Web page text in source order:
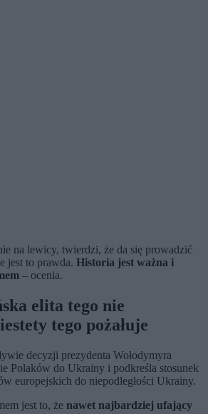
na lewicy, twierdzi, że da się prowadzić
jest to prawda. Historia jest ważna i
– ocenia.
elita tego nie
tego pożałuje
decyzji prezydenta Wołodymyra
Polaków do Ukrainy i podkreśla stosunek
europejskich do niepodległości Ukrainy.
jest to, że nawet najbardziej ufający